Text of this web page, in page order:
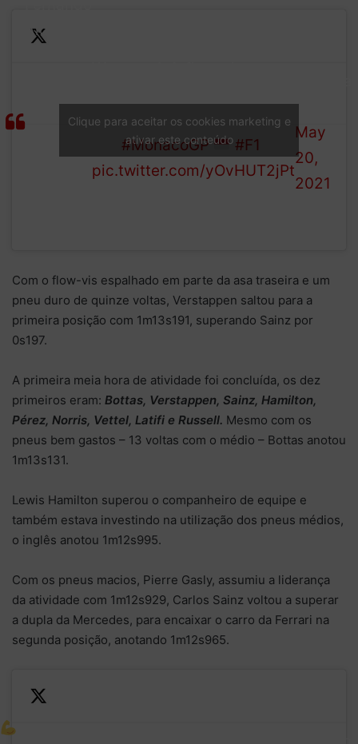
Alonso
damage,
now back under
#MonacoGP
#F1
pic.twitter.com/yOvHUT2jPt
1 (@F1)
May
20,
2021
Clique para aceitar os cookies marketing e
ativar este conteúdo
Com o flow-vis espalhado em parte da asa traseira e um
pneu duro de quinze voltas, Verstappen saltou para a
primeira posição com 1m13s191, superando Sainz por
0s197.
A primeira meia hora de atividade foi concluída, os dez
primeiros eram: Bottas, Verstappen, Sainz, Hamilton,
Pérez, Norris, Vettel, Latifi e Russell. Mesmo com os
pneus bem gastos – 13 voltas com o médio – Bottas anotou
1m13s131.
Lewis Hamilton superou o companheiro de equipe e
também estava investindo na utilização dos pneus médios,
o inglês anotou 1m12s995.
Com os pneus macios, Pierre Gasly, assumiu a liderança
da atividade com 1m12s929, Carlos Sainz voltou a superar
a dupla da Mercedes, para encaixar o carro da Ferrari na
segunda posição, anotando 1m12s965.